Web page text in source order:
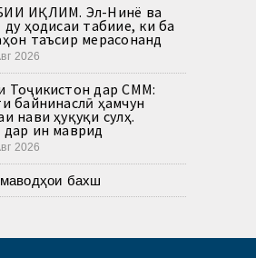
ИҚЛИМ. Эл-Нинё ва
ҳодисаи табиие, ки ба
таъсир мерасонанд
2026
Тоҷикистон дар СММ:
байнинаслӣ ҳамчун
нави ҳуқуқи сулҳ.
ин маврид
2026
бахш